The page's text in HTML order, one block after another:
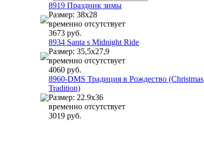
8919 Праздник зимы
Размер: 38х28
временно отсутствует
3673 руб.
8934 Santa s Midnight Ride
Размер: 35,5х27,9
временно отсутствует
4060 руб.
8960-DMS Традиция в Рождество (Christmas
Tradition)
Размер: 22.9х36
временно отсутствует
3019 руб.